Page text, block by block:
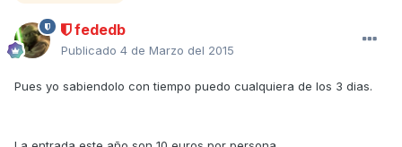
fededb
Publicado 4 de Marzo del 2015
Pues yo sabiendolo con tiempo puedo cualquiera de los 3 dias.